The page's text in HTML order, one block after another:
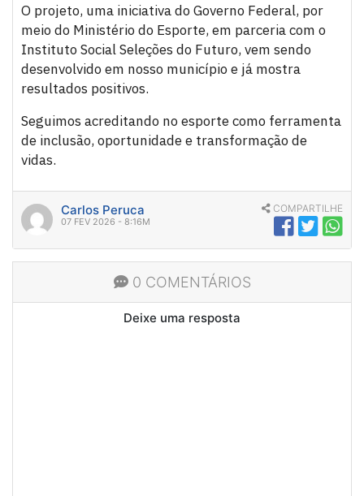
O projeto, uma iniciativa do Governo Federal, por
meio do Ministério do Esporte, em parceria com o
Instituto Social Seleções do Futuro, vem sendo
desenvolvido em nosso município e já mostra
resultados positivos.
Seguimos acreditando no esporte como ferramenta
de inclusão, oportunidade e transformação de
vidas.
Carlos Peruca
07 FEV 2026 - 8:16M
COMPARTILHE
0 COMENTÁRIOS
Deixe uma resposta